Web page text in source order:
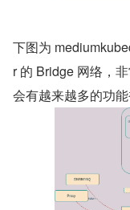
下图为
r 的 Bridge 网络，
会有越来越多的功能